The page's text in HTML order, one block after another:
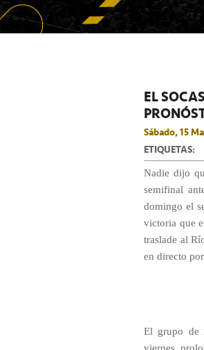
EL
Sábado, 15
ETIQUETAS:
Nadie dijo
semifinal
domingo el
victoria que
traslade al
en directo
El grupo de